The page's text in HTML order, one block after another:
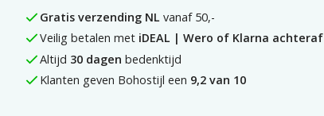
oranje
vos
925
Sterling
Silver
Gratis verzending NL vanaf 50,-
Veilig betalen met iDEAL | Wero of Klarna achteraf
Altijd 30 dagen bedenktijd
Klanten geven Bohostijl een 9,2 van 10